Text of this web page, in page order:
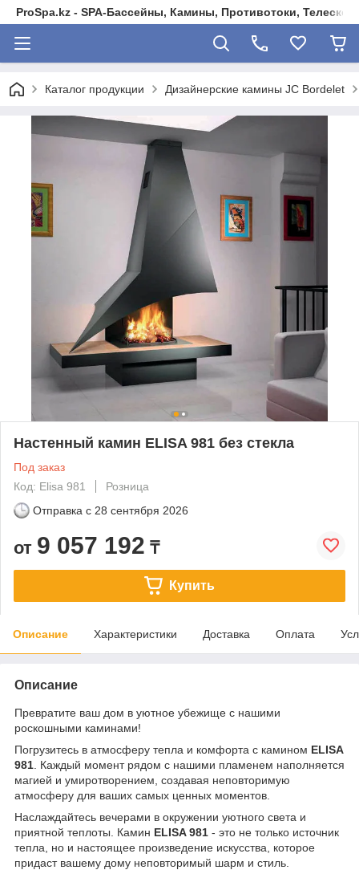
ProSpa.kz - SPA-Бассейны, Камины, Противотоки,
Каталог продукции Дизайнерские камины JC Bordelet
Настенный камин ELISA 981 без стекла
Под заказ
Код: Elisa 981
Розница
Отправка с 28 сентября 2026
от 9 057 192 ₸
Купить
Описание Характеристики Доставка Оплата
Описание
Превратите ваш дом в уютное убежище с нашими
роскошными каминами!
Погрузитесь в атмосферу тепла и комфорта с камином ELISA
981 . Каждый момент рядом с нашими пламенем наполняется
магией и умиротворением, создавая неповторимую
атмосферу для ваших самых ценных моментов.
Наслаждайтесь вечерами в окружении уютного света и
приятной теплоты. Камин ELISA 981 - это не только источник
тепла, но и настоящее произведение искусства, которое
придаст вашему дому неповторимый шарм и стиль.